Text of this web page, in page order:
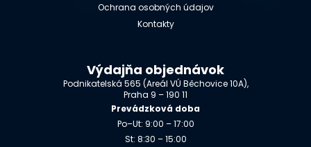
Ochrana osobných údajov
Kontakty
Výdajňa objednávok
Podnikatelská 565 (Areál VÚ Běchovice 10A),
Praha 9 – 190 11
Prevádzková doba
Po–Ut: 9:00 – 17:00
St: 8:30 – 15:00